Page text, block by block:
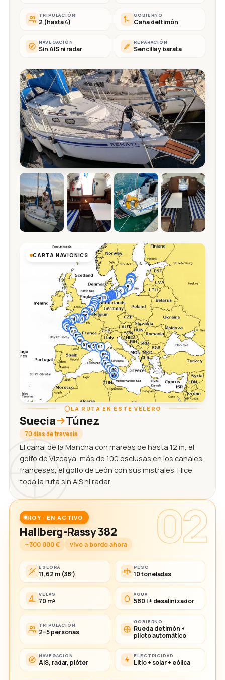
TRIPULACIÓN
2 (hasta 4)
GOBIERNO
Caña del timón
NAVEGACIÓN
Sin AIS ni radar
REPARACIÓN
Sencilla y barata
CARTA NAVIONICS
LA RUTA EN ESTE VELERO
Suecia Túnez
70 días de travesía
El canal de la Mancha con mareas de hasta 12 m, el
golfo de Vizcaya, más de 100 esclusas en los canales
franceses, el golfo de León con sus mistrales. Hice
toda la ruta sin AIS ni radar.
02
HOY · EN ACTIVO
Hallberg-Rassy 382
~300 000 € vivo a bordo ahora
ESLORA
11,62 m (38′)
PESO
10 toneladas
VELAS
70 m²
AGUA
580 l + desalinizador
TRIPULACIÓN
2–5 personas
GOBIERNO
Rueda de timón +
piloto automático
NAVEGACIÓN
AIS, radar, plóter
ELECTRICIDAD
Litio + solar + eólica